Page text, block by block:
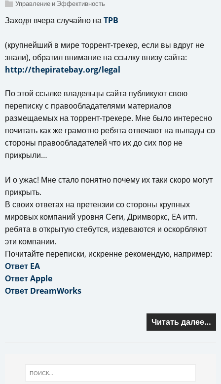
Управление и Эффективность
Заходя вчера случайно наTPB
(крупнейший в мире торрент-трекер, если вы вдруг не
знали), обратил внимание на ссылку внизу сайта:
http://thepiratebay.org/legal
По этой ссылке владельцы сайта публикуют свою
переписку с правообладателями материалов
размещаемых на торрент-трекере. Мне было интересно
почитать как же грамотно ребята отвечают на выпады со
стороны правообладателей что их до сих пор не
прикрыли…
И о ужас! Мне стало понятно почему их таки скоро могут
прикрыть.
В своих ответах на претензии со стороны крупных
мировых компаний уровня Сеги, Дримворкс, EA итп.
ребята в открытую стебутся, издеваются и оскорбляют
эти компании.
Почитайте переписки, искренне рекомендую, например:
Ответ EA
Ответ Apple
Ответ DreamWorks
Читать далее…